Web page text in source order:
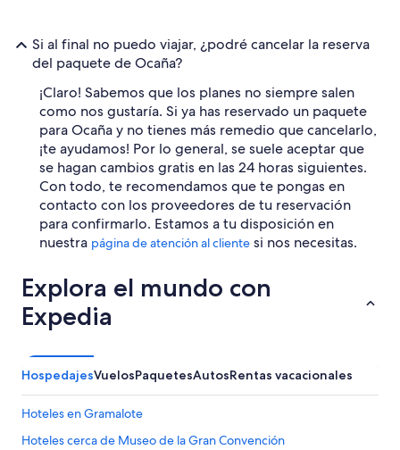
Si al final no puedo viajar, ¿podré cancelar la reserva
del paquete de Ocaña?
¡Claro! Sabemos que los planes no siempre salen
como nos gustaría. Si ya has reservado un paquete
para Ocaña y no tienes más remedio que cancelarlo,
¡te ayudamos! Por lo general, se suele aceptar que
se hagan cambios gratis en las 24 horas siguientes.
Con todo, te recomendamos que te pongas en
contacto con los proveedores de tu reservación
para confirmarlo. Estamos a tu disposición en
nuestra página de atención al cliente si nos necesitas.
Explora el mundo con
Expedia
HospedajesVuelosPaquetesAutosRentas vacacionales
Hoteles en Gramalote
Hoteles cerca de Museo de la Gran Convención